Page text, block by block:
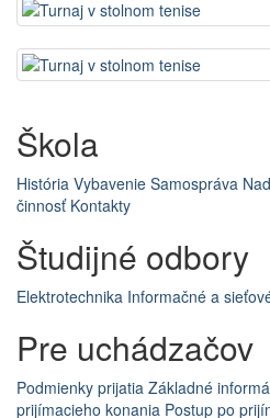
Škola
História Vybavenie Samospráva
činnosť Kontakty
Študijné odbory
Elektrotechnika Informačné a
Pre uchádzačov
Podmienky prijatia Základné
prijímacieho konania Postup po